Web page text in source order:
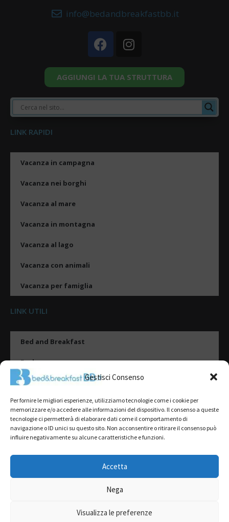
Gestisci Consenso
Per fornire le migliori esperienze, utilizziamo tecnologie come i cookie per
memorizzare e/o accedere alle informazioni del dispositivo. Il consenso a queste
tecnologie ci permetterà di elaborare dati come il comportamento di
navigazione o ID unici su questo sito. Non acconsentire o ritirare il consenso può
influire negativamente su alcune caratteristiche e funzioni.
Accetta
Nega
Visualizza le preferenze
info@bedandbreakfastbb.it
AGGIUNGI LA TUA STRUTTURA
LINK RAPIDI
Vacanza in campagna
Vacanza nei borghi
Vacanza al mare
Vacanza in montagna
Vacanza al lago
Vacanza con animali
Vacanza per famiglia
LINK UTILI
Bed and Breakfast
Esplora
Tipologie di alloggio
Destinazioni
Il mio account
2022@ All Rights Reserved | Tutti i contenuti ed i diritti sono riservati, è
L’accesso o l’utilizzo di questo sito è subordinato all’accettazione dei